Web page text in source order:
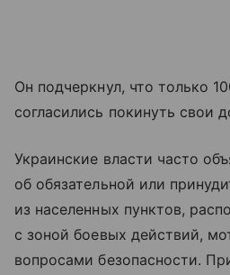
Он подчеркнул, что только
согласились покинуть свои
Украинские власти часто
об обязательной или
из населенных пунктов,
с зоной боевых действий,
вопросами безопасности.